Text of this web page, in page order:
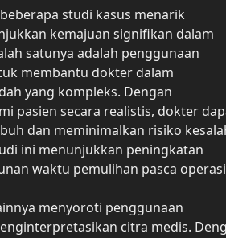
studi kasus menarik
kemajuan signifikan dalam
satunya adalah penggunaan
membantu dokter dalam
yang kompleks. Dengan
pasien secara realistis, dokter
dan meminimalkan risiko
ini menunjukkan peningkatan
waktu pemulihan pasca
menyoroti penggunaan
citra medis.